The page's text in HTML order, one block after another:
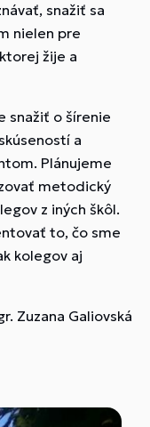
snažiť sa
nielen pre
žije a
snažiť o šírenie
a
Plánujeme
metodický
z iných škôl.
to, čo sme
kolegov aj
Zuzana Galiovská